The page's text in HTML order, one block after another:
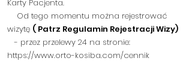
Karty Pacjenta.
Od tego momentu można rejestrować
wizytę ( Patrz Regulamin Rejestracji Wizy)
- przez przelewy 24 na stronie:
https://www.orto-kosiba.com/cennik